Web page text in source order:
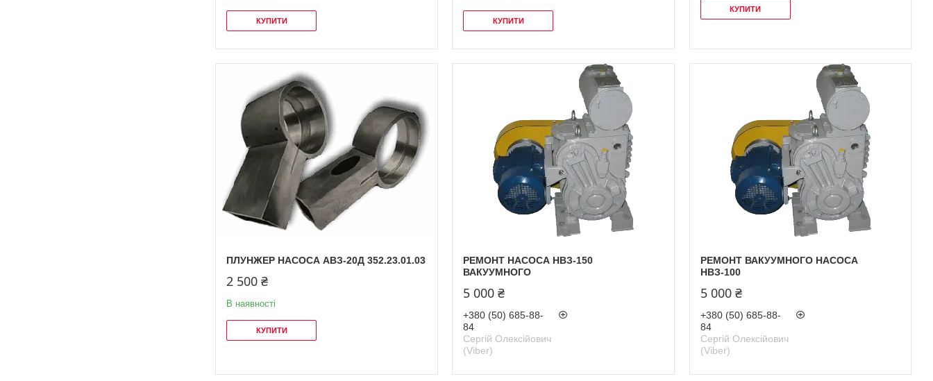
КУПИТИ КУПИТИ
КУПИТИ
ПЛУНЖЕР НАСОСА АВЗ-20Д 352.23.01.03
2 500 ₴
В наявності
КУПИТИ
РЕМОНТ НАСОСА НВЗ-150
ВАКУУМНОГО
5 000 ₴
+380 (50) 685-88-
84
Сергій Олексійович
(Viber)
РЕМОНТ ВАКУУМНОГО НАСОСА
НВЗ-100
5 000 ₴
+380 (50) 685-88-
84
Сергій Олексійович
(Viber)